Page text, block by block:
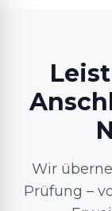
Wir
Prüfung –